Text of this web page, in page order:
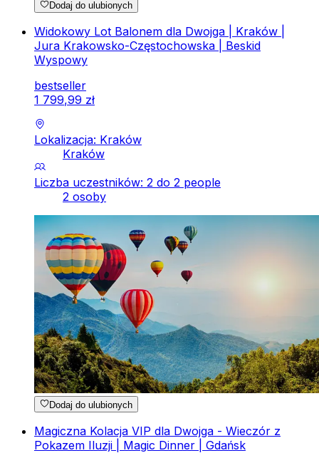
Dodaj do ulubionych
Widokowy Lot Balonem dla Dwojga | Kraków |
Jura Krakowsko-Częstochowska | Beskid
Wyspowy
bestseller
1 799,99 zł
Lokalizacja: Kraków
Kraków
Liczba uczestników: 2 do 2 people
2 osoby
Dodaj do ulubionych
Magiczna Kolacja VIP dla Dwojga - Wieczór z
Pokazem Iluzji | Magic Dinner | Gdańsk